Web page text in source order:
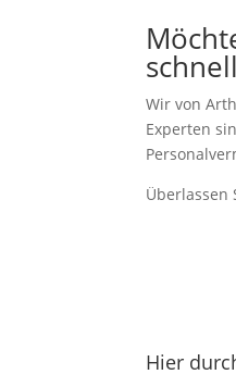
Wir von
Experten
Überlassen
Hier